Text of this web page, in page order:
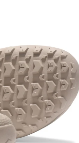
VLOŽKY BAREFOOT S